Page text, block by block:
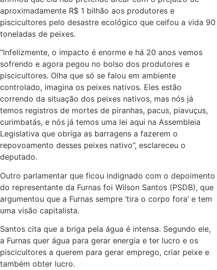
aproximadamente R$ 1 bilhão aos produtores e
piscicultores pelo desastre ecológico que ceifou a vida 90
toneladas de peixes.
“Infelizmente, o impacto é enorme e há 20 anos vemos
sofrendo e agora pegou no bolso dos produtores e
piscicultores. Olha que só se falou em ambiente
controlado, imagina os peixes nativos. Eles estão
correndo da situação dos peixes nativos, mas nós já
temos registros de mortes de piranhas, pacus, piavuçus,
curimbatás, e nós já temos uma lei aqui na Assembleia
Legislativa que obriga as barragens a fazerem o
repovoamento desses peixes nativo”, esclareceu o
deputado.
Outro parlamentar que ficou indignado com o depoimento
do representante da Furnas foi Wilson Santos (PSDB), que
argumentou que a Furnas sempre ‘tira o corpo fora’ e tem
uma visão capitalista.
Santos cita que a briga pela água é intensa. Segundo ele,
a Furnas quer água para gerar energia e ter lucro e os
piscicultores a querem para gerar emprego, criar peixe e
também obter lucro.